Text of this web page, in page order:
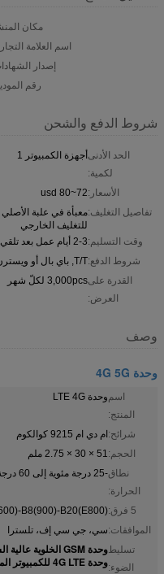
مكان
اسم العلامة
إصدار
رقم
شروط الدفع والشحن
الحد الأدنى
لكمية:
أجهزة الكمبيوتر 1
الأسعار:72~80 usd
تفاصيل التغليف:معبأة في علبة
للتغليف الخارجي
وقت التسليم:2-3 أيام عمل بعد تلقي الدفع
شروط الدفع:T/T, باي بال أو ويسترن يونيون
القدرة على
العرض:
3,000pcs لكلّ شهر
وصف
وحدة 4G 5G
اسم
المنتج:
وحدة LTE 4G
شرائح:ام دي ام 9215 كوالكوم
الحجم:51 × 30 × 2.75 ملم
نطاق
الحرارة:
-25 درجة مئوية إلى 60 درجة مئوية
5 فرق:
B8(900)-B20(E800)
الموافقات:سي، جي سي إف، تلسترا
تسليط
الضوء:
وحدة GSM الخلوية عالية السرعة
وحدة 4G LTE للكمبيوتر المحمول